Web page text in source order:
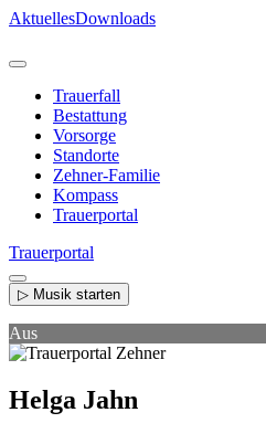
Direkt
Inhalt
AktuellesDownloads
Trauerfall
Bestattung
Vorsorge
Standorte
Zehner-Familie
Kompass
Trauerportal
Trauerportal
▷ Musik starten
Aus
Helga Jahn